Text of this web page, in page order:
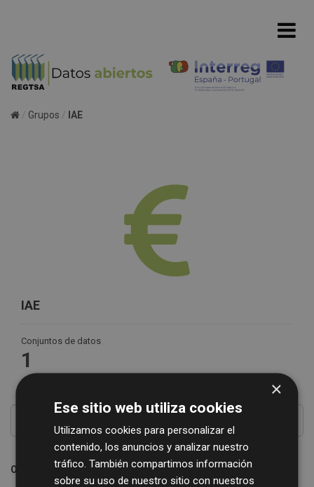
Grupos IAE
IAE
Conjuntos de datos
1
Ordenar por
×
Ese sitio web utiliza cookies
Utilizamos cookies para personalizar el
contenido, los anuncios y analizar nuestro
tráfico. También compartimos información
sobre su uso de nuestro sitio con nuestros